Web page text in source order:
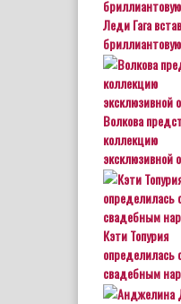
Леди Гага
Волкова
коллекцию
эксклюзивной
Кэти Топурия
определилась
свадебным